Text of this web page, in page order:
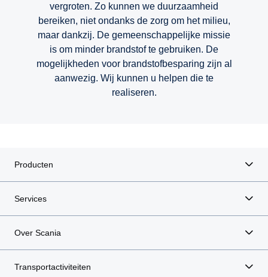
vergroten. Zo kunnen we duurzaamheid
bereiken, niet ondanks de zorg om het milieu,
maar dankzij. De gemeenschappelijke missie
is om minder brandstof te gebruiken. De
mogelijkheden voor brandstofbesparing zijn al
aanwezig. Wij kunnen u helpen die te
realiseren.
Brandstofbesparing
Hernieuwbare brandstoffen
Elektrificatie
Connectiviteit
Veiligheid op de weg
Veiligheidssystemen voor de toekomst
Producten
Services
Over Scania
Transportactiviteiten